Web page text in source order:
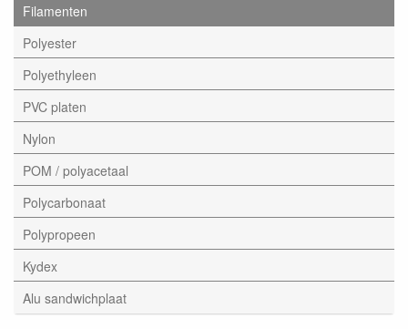
Filamenten
Polyester
Polyethyleen
PVC platen
Nylon
POM / polyacetaal
Polycarbonaat
Polypropeen
Kydex
Alu sandwichplaat